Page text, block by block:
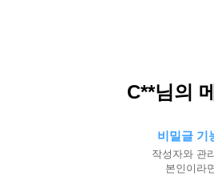
C**님의
비밀글 기
작성자와 관
본인이라